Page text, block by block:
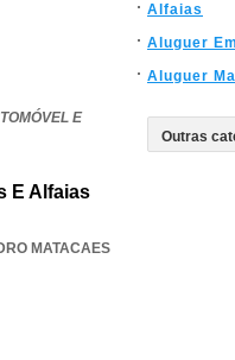
E
E Alfaias
MATACAES
Alfaias
Aluguer
Aluguer